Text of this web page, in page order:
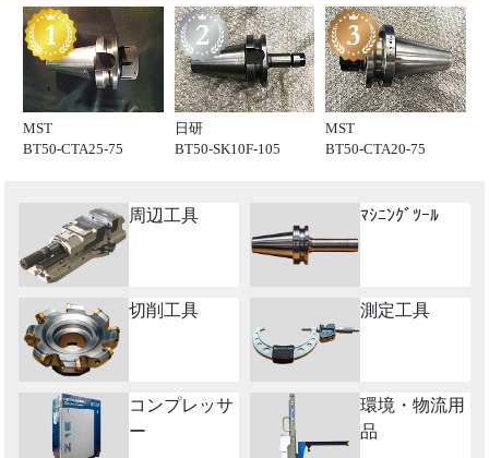
MST
BT50-CTA25-75
日研
BT50-SK10F-105
MST
BT50-CTA20-75
周辺工具 ﾏｼﾆﾝｸﾞﾂｰﾙ
切削工具 測定工具
コンプレッサ
ー
環境・物流用
品